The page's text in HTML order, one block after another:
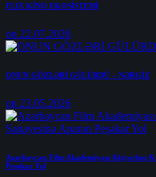
FLIX KİNO EKOSİSTEMİ
on 22.07.2026
ONUN GÖZLƏRİ GÜLÜRDÜ – NƏRGİZ
on 23.05.2026
Azərbaycan Film Akademiyası Aktyorluq
Peşəkar Yol